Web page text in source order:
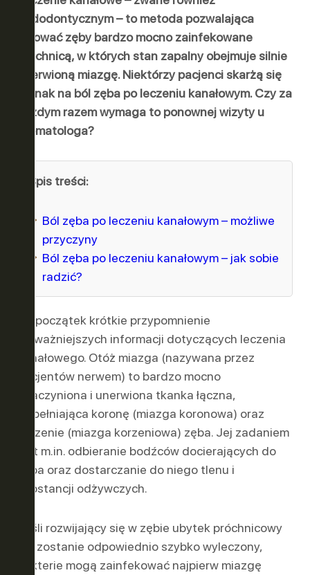
endodontycznym – to metoda pozwalająca
ratować zęby bardzo mocno zainfekowane
próchnicą, w których stan zapalny obejmuje silnie
unerwioną miazgę. Niektórzy pacjenci skarżą się
jednak na ból zęba po leczeniu kanałowym. Czy za
każdym razem wymaga to ponownej wizyty u
stomatologa?
Spis treści:
Ból zęba po leczeniu kanałowym – możliwe
przyczyny
Ból zęba po leczeniu kanałowym – jak sobie
radzić?
Na początek krótkie przypomnienie
najważniejszych informacji dotyczących leczenia
kanałowego. Otóż miazga (nazywana przez
pacjentów nerwem) to bardzo mocno
unaczyniona i unerwiona tkanka łączna,
wypełniająca koronę (miazga koronowa) oraz
korzenie (miazga korzeniowa) zęba. Jej zadaniem
jest m.in. odbieranie bodźców docierających do
zęba oraz dostarczanie do niego tlenu i
substancji odżywczych.
Jeśli rozwijający się w zębie ubytek próchnicowy
nie zostanie odpowiednio szybko wyleczony,
bakterie mogą zainfekować najpierw miazgę